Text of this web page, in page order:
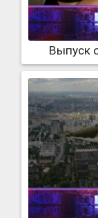
Выпуск